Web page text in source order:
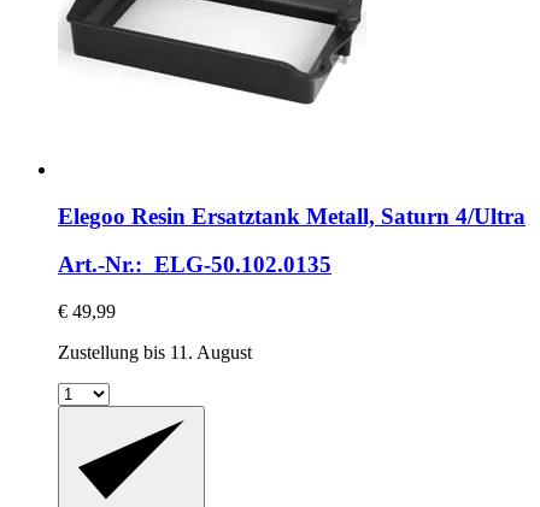
Elegoo Resin Ersatztank Metall, Saturn 4/Ultra
Art.-Nr.: ELG-50.102.0135
€ 49,99
Zustellung bis 11. August